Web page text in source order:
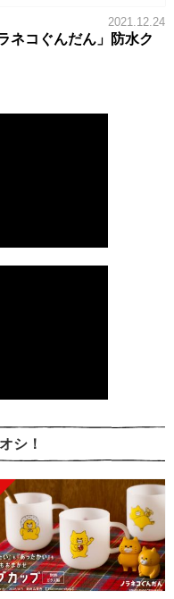
2021.12.24
ネコぐんだん」防水ク
シ！